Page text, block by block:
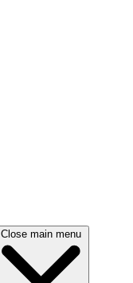
Close main menu